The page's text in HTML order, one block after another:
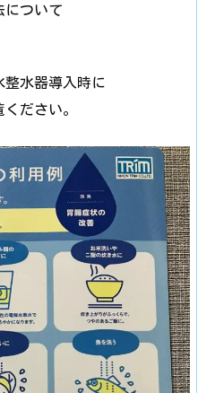
について
整水器導入時に
ださい。